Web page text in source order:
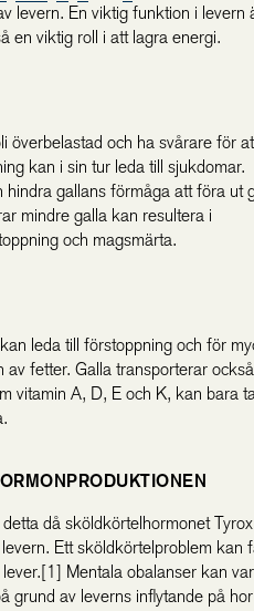
levern. En viktig funktion i levern
en viktig roll i att lagra energi.
överbelastad och ha svårare för
kan i sin tur leda till sjukdomar.
gallans förmåga att föra ut
mindre galla kan resultera i
och magsmärta.
leda till förstoppning och för
av fetter. Galla transporterar
vitamin A, D, E och K, kan bara
då sköldkörtelhormonet
Ett sköldkörtelproblem kan
Mentala obalanser kan
grund av leverns inflytande på